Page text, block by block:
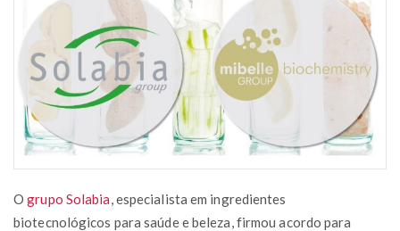
Ogrupo Solabia , especialista em ingredientes
biotecnológicos para saúde e beleza, firmou acordo para